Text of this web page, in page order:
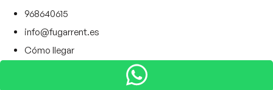
968640615
info@fugarrent.es
Cómo llegar